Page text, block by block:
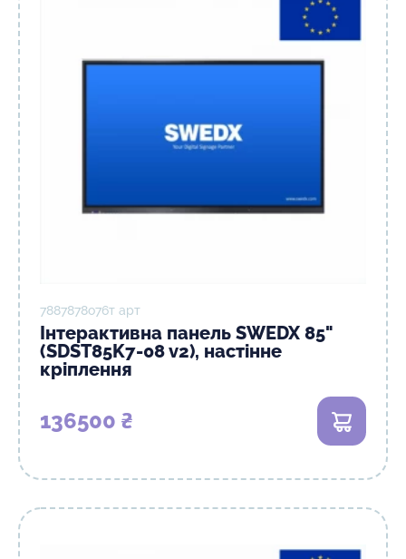
7887878о76т арт
Інтерактивна панель SWEDX 85"
(SDST85K7-08 v2), настінне
кріплення
136500 ₴